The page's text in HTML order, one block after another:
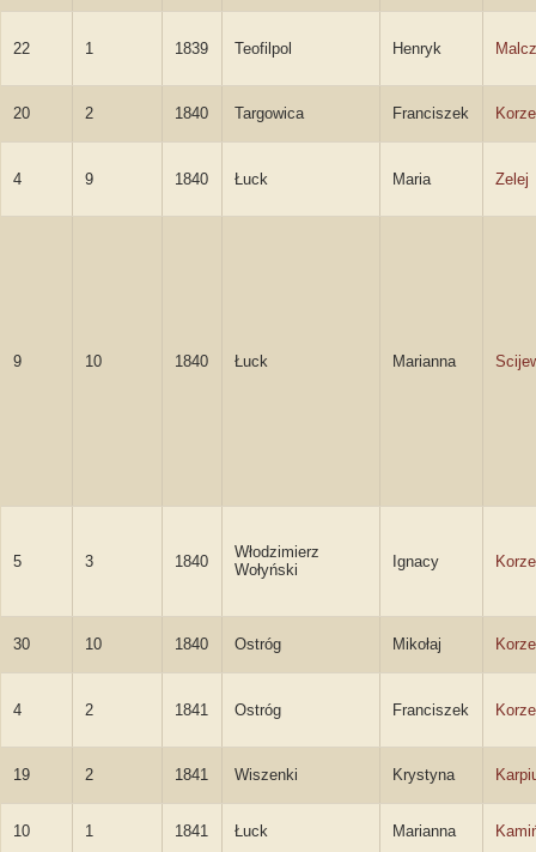
22 1 1839 Teofilpol Henryk
20 2 1840 Targowica Franciszek
4 9 1840 Łuck Maria Zelej
9 10 1840 Łuck Marianna
5 3 1840
Włodzimierz
Wołyński
Ignacy
30 10 1840 Ostróg Mikołaj
4 2 1841 Ostróg Franciszek
19 2 1841 Wiszenki Krystyna
10 1 1841 Łuck Marianna